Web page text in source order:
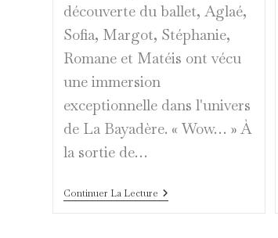
découverte du ballet, Aglaé,
Sofia, Margot, Stéphanie,
Romane et Matéis ont vécu
une immersion
exceptionnelle dans l'univers
de La Bayadère. « Wow… » À
la sortie de…
Continuer La LectureÀ
L’Opéra